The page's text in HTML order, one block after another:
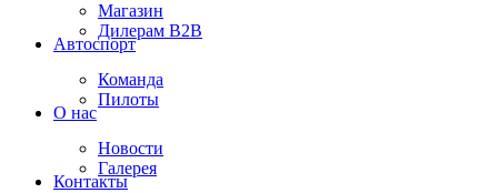
Магазин
Дилерам B2B
Автоспорт
Команда
Пилоты
О нас
Новости
Галерея
Контакты